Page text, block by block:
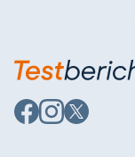
Auf
Facebook
Auf
Instagram
Auf
X